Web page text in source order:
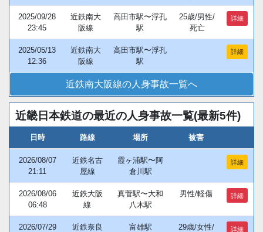
2025/09/28
23:45
近鉄南大
阪線
高田市駅〜浮孔
駅
25歳/男性/
死亡
詳細
2025/05/13
12:36
近鉄南大
阪線
高田市駅〜浮孔
駅
詳細
近鉄南大阪線の人身事故一覧へ
近畿日本鉄道の最近の人身事故一覧(最新5件)
日時 路線 場所 被害
2026/08/07
21:11
近鉄名古
屋線
霞ヶ浦駅〜阿
倉川駅
詳細
2026/08/06
06:48
近鉄大阪
線
真菅駅〜大和
八木駅
男性/軽傷 詳細
2026/07/29 近鉄奈良 富雄駅 29歳/女性/ 詳細